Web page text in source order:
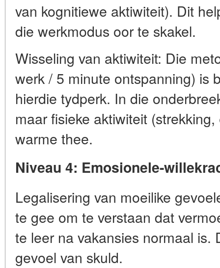
van kognitiewe aktiwiteit). Dit
die werkmodus oor te skakel.
Wisseling van aktiwiteit: Die
werk / 5 minute ontspanning) is
hierdie tydperk. In die
maar fisieke aktiwiteit
warme thee.
Niveau 4: Emosionele-
Legalisering van moeilike
te gee om te verstaan dat
te leer na vakansies normaal is.
gevoel van skuld.